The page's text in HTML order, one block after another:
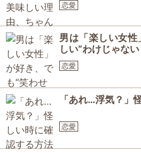
恋愛
男は「楽しい女
しい”わけじゃない
恋愛
「あれ…浮気？」
恋愛